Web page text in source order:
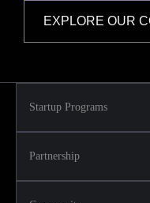
EXPLORE OUR
Startup Programs
Partnership